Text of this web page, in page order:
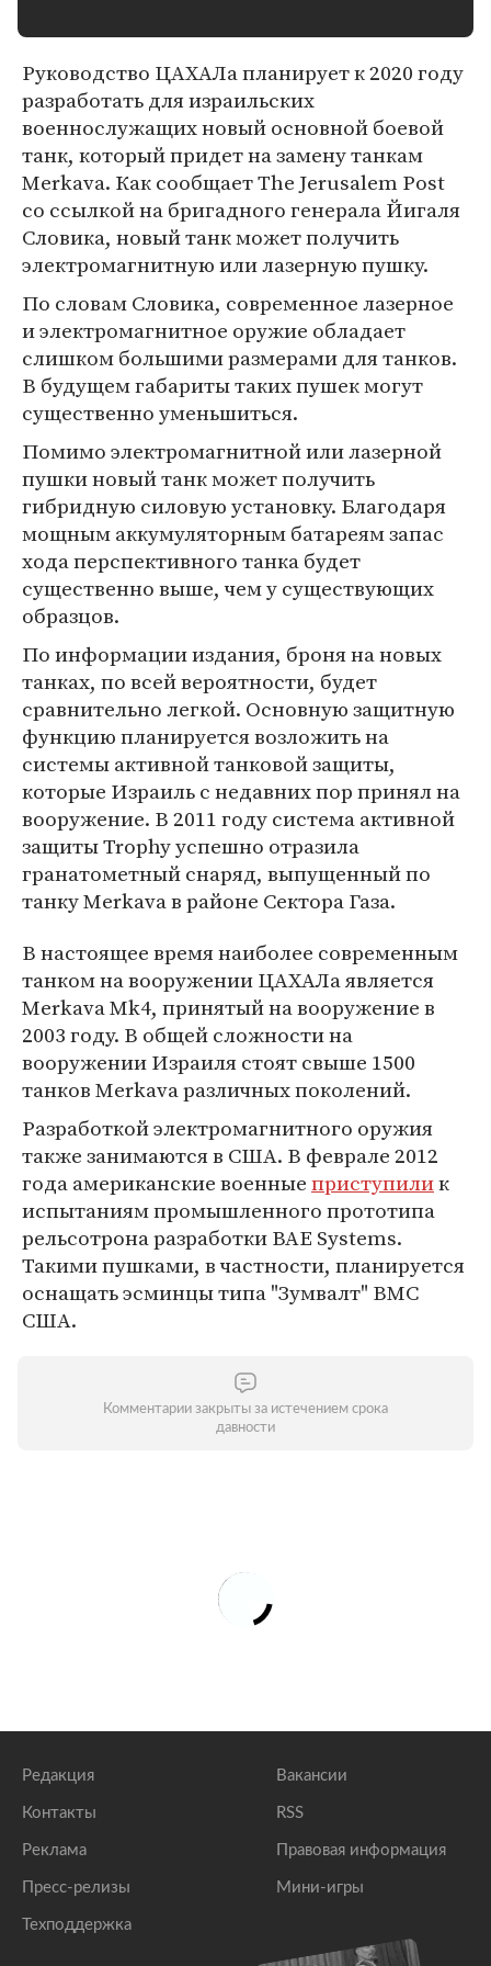
Руководство ЦАХАЛа планирует к 2020 году
разработать для израильских
военнослужащих новый основной боевой
танк, который придет на замену танкам
Merkava. Как сообщает The Jerusalem Post
со ссылкой на бригадного генерала Йигаля
Словика, новый танк может получить
электромагнитную или лазерную пушку.
По словам Словика, современное лазерное
и электромагнитное оружие обладает
слишком большими размерами для танков.
В будущем габариты таких пушек могут
существенно уменьшиться.
Помимо электромагнитной или лазерной
пушки новый танк может получить
гибридную силовую установку. Благодаря
мощным аккумуляторным батареям запас
хода перспективного танка будет
существенно выше, чем у существующих
образцов.
По информации издания, броня на новых
танках, по всей вероятности, будет
сравнительно легкой. Основную защитную
функцию планируется возложить на
системы активной танковой защиты,
которые Израиль с недавних пор принял на
вооружение. В 2011 году система активной
защиты Trophy успешно отразила
гранатометный снаряд, выпущенный по
танку Merkava в районе Сектора Газа.
В настоящее время наиболее современным
танком на вооружении ЦАХАЛа является
Merkava Mk4, принятый на вооружение в
2003 году. В общей сложности на
вооружении Израиля стоят свыше 1500
танков Merkava различных поколений.
Разработкой электромагнитного оружия
также занимаются в США. В феврале 2012
года американские военныеприступилик
испытаниям промышленного прототипа
рельсотрона разработки BAE Systems.
Такими пушками, в частности, планируется
оснащать эсминцы типа "Зумвалт" ВМС
США.
Комментарии закрыты за истечением срока
давности
Редакция
Контакты
Реклама
Пресс-релизы
Техподдержка
Вакансии
RSS
Правовая информация
Мини-игры